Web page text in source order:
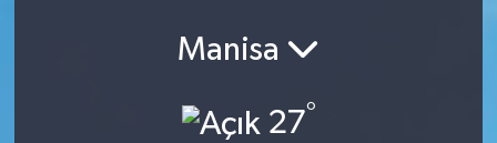
Manisa
27°